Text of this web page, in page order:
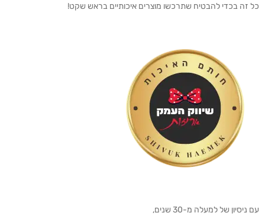
כל זה בכדי להבטיח שתרכשו מוצרים איכותיים בראש שקט!
עם ניסיון של למעלה מ-30 שנים,